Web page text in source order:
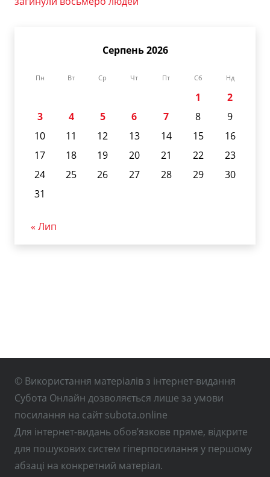
Серпень 2026
Пн Вт Ср Чт Пт Сб Нд
1
2
3
4 5 6 7 8
9
10
11 12 13 14 15
16
17
18 19 20 21 22
23
24
25 26 27 28 29
30
31
« Лип
© Використання матеріалів з інтернет-видання
Субота Онлайн дозволяється лише за умови
посилання на сайт subota.online
Для інтернет-видань обов’язкове пряме, відкрите
для пошукових систем гіперпосилання у першому
абзаці на конкретний матеріал.